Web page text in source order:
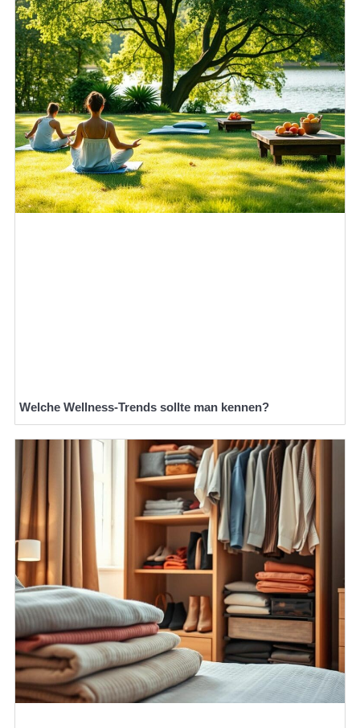
Welche Wellness-Trends sollte man kennen?